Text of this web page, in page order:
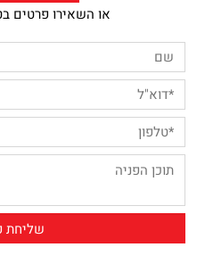
או השאירו פרטים